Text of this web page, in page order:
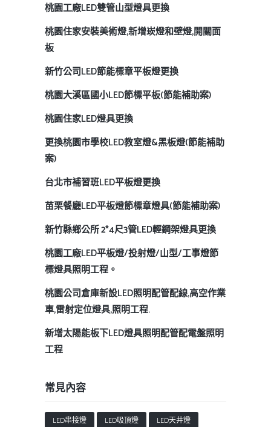
桃園工廠LED雙管山型燈具更換
桃園住家安裝美術燈,新增崁燈和壁燈,開關面
板
新竹公司LED節能標章平板燈更換
桃園大溪區國小LED節標平板(節能補助案)
桃園住家LED燈具更換
更換桃園市學校LED教室燈&黑板燈(節能補助
案)
台北市補習班LED平板燈更換
苗栗餐廳LED平板燈節標章燈具(節能補助案)
新竹縣鄉公所 2*4尺3管LED輕鋼架燈具更換
桃園工廠LED平板燈/投射燈/山型/工事燈節
標燈具照明工程。
桃園公司倉庫新設LED照明配管配線,高空作業
車,雷射定位燈具,照明工程.
新增太陽能板下LED燈具照明配管配電盤照明
工程
常見內容
LED串接燈 LED吸頂燈
LED天井燈